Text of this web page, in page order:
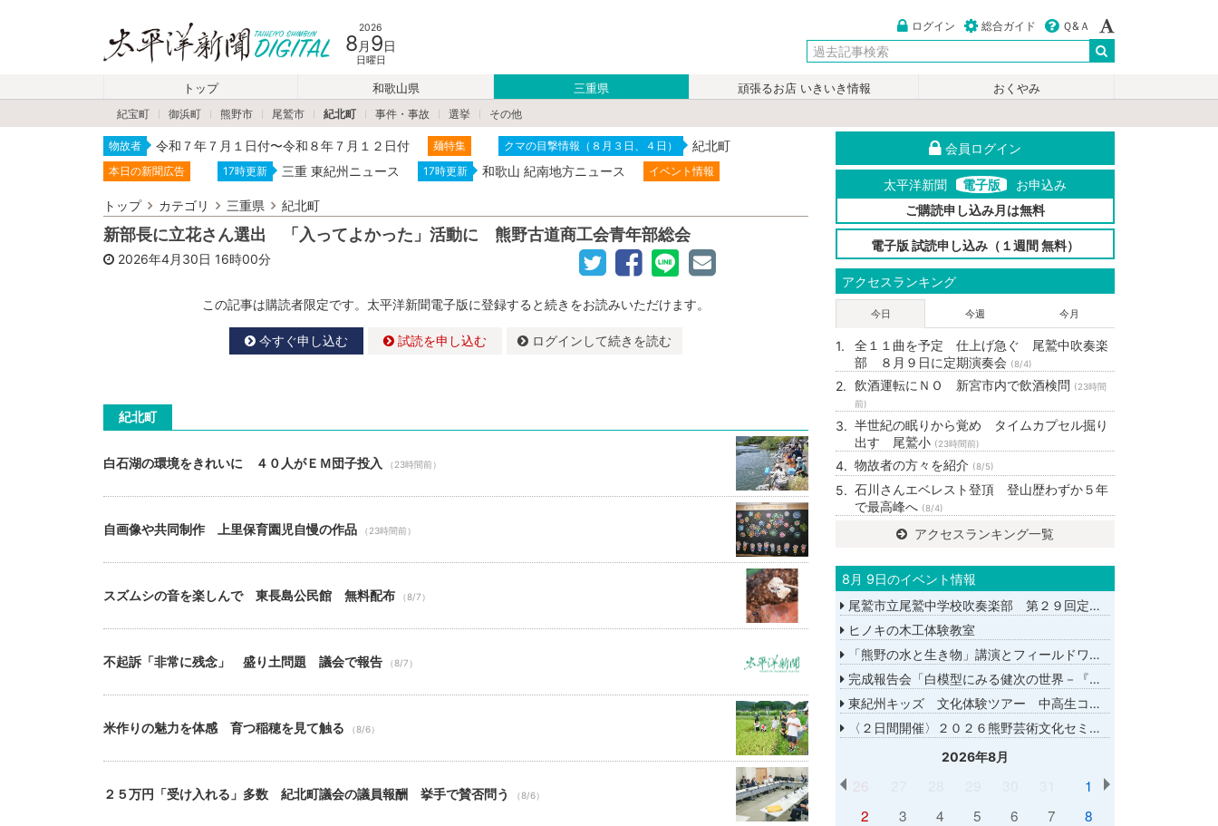
2026
8 月 9日
日曜日
ログイン 総合ガイド Ｑ&Ａ
トップ 和歌山県 三重県 頑張るお店 いきいき情報
おくやみ
紀宝町
御浜町 熊野市 尾鷲市 紀北町 事件・事故 選挙 その他
物故者 令和７年７月１日付〜令和８年７月１２日付 麺特集 クマの目撃情報（８月３日、４日） 紀北町
本日の新聞広告 17時更新 三重 東紀州ニュース 17時更新 和歌山 紀南地方ニュース イベント情報
トップ カテゴリ 三重県 紀北町
新部長に立花さん選出 「入ってよかった」活動に 熊野古道商工会青年部総会
2026年4月30日 16時00分
この記事は購読者限定です。太平洋新聞電子版に登録すると続きをお読みいただけます。
今すぐ申し込む 試読を申し込む ログインして続きを読む
紀北町
白石湖の環境をきれいに ４０人がＥＭ団子投入 （23時間前）
自画像や共同制作 上里保育園児自慢の作品 （23時間前）
スズムシの音を楽しんで 東長島公民館 無料配布 （8/7）
不起訴「非常に残念」 盛り土問題 議会で報告 （8/7）
米作りの魅力を体感 育つ稲穂を見て触る （8/6）
２５万円「受け入れる」多数 紀北町議会の議員報酬 挙手で賛否問う （8/6）
会員ログイン
太平洋新聞 電子版
お申込み
ご購読申し込み月は無料
電子版 試読申し込み（１週間 無料）
アクセスランキング
今日 今週 今月
全１１曲を予定 仕上げ急ぐ 尾鷲中吹奏楽
部 ８月９日に定期演奏会 (8/4)
飲酒運転にＮＯ 新宮市内で飲酒検問 (23時間
前)
半世紀の眠りから覚め タイムカプセル掘り
出す 尾鷲小 (23時間前)
物故者の方々を紹介 (8/5)
石川さんエベレスト登頂 登山歴わずか５年
で最高峰へ (8/4)
アクセスランキング一覧
8月 9日のイベント情報
尾鷲市立尾鷲中学校吹奏楽部 第２９回定期演奏会
ヒノキの木工体験教室
「熊野の水と生き物」講演とフィールドワーク
完成報告会「白模型にみる健次の世界－『千年の愉楽』『奇蹟』より－」
東紀州キッズ 文化体験ツアー 中高生コース
〈２日間開催〉２０２６熊野芸術文化セミナー
2026年8月
26
1
2
3 4 5 6 7
8